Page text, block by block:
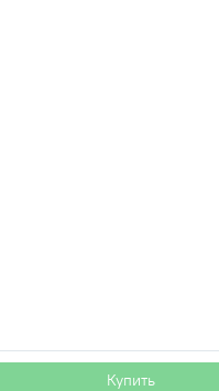
Купить